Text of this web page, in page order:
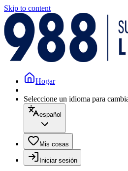
Skip to content
Hogar
Seleccione un idioma para
español
Mis cosas
Iniciar sesión